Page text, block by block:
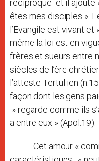
réciproque et il ajoute
êtes mes disciples ».
l’Evangile est vivant et
même la loi est en
frères et sueurs entre
siècles de l’ère
l’atteste Tertullien
façon dont les gens
» regarde comme ils
a entre eux » (Apol.19).
Cet amour «